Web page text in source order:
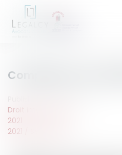
Compétence en
Droit international
2021
2021